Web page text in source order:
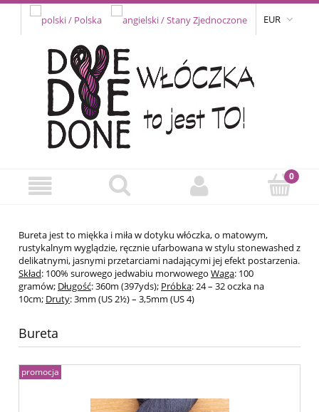
EUR
Bureta jest to miękka i miła w dotyku włóczka, o matowym,
rustykalnym wyglądzie, ręcznie ufarbowana w stylu stonewashed z
delikatnymi, jasnymi przetarciami nadającymi jej efekt postarzenia.
Skład: 100% surowego jedwabiu morwowego Waga: 100
gramów; Długość: 360m (397yds); Próbka: 24 – 32 oczka na
10cm; Druty: 3mm (US 2½) – 3,5mm (US 4)
Bureta
promocja